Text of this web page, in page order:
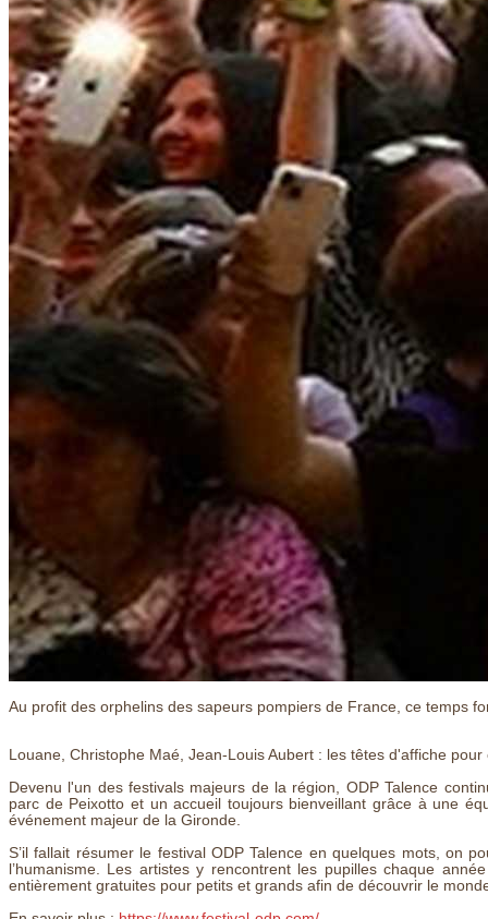
Au profit des orphelins des sapeurs pompiers de France, ce temps
Louane, Christophe Maé, Jean-Louis Aubert : les têtes d'affiche
Devenu l'un des festivals majeurs de la région, ODP Talence
parc de Peixotto et un accueil toujours bienveillant grâce à une
événement majeur de la Gironde.
S’il fallait résumer le festival ODP Talence en quelques mots, on
l’humanisme. Les artistes y rencontrent les pupilles chaque
entièrement gratuites pour petits et grands afin de découvrir le